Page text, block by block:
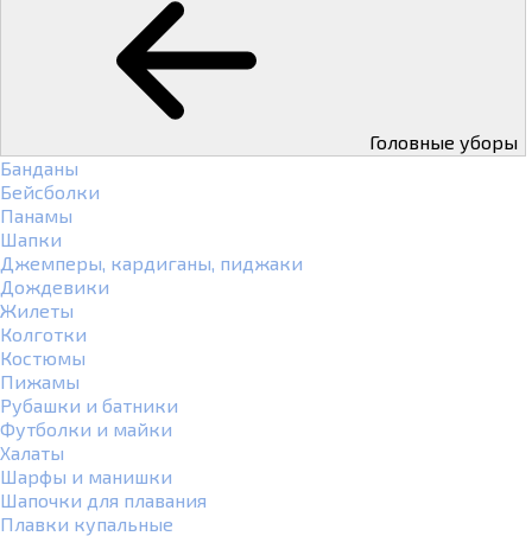
Головные уборы
Банданы
Бейсболки
Панамы
Шапки
Джемперы, кардиганы, пиджаки
Дождевики
Жилеты
Колготки
Костюмы
Пижамы
Рубашки и батники
Футболки и майки
Халаты
Шарфы и манишки
Шапочки для плавания
Плавки купальные